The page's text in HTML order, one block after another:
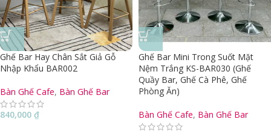
Ghế Bar Hay Chân Sắt Giả Gỗ
Nhập Khẩu BAR002
Bàn Ghế Cafe, Bàn Ghế Bar
840,000 ₫
Ghế Bar Mini Trong Suốt Mặt
Nệm Trắng KS-BAR030 (Ghế
Quầy Bar, Ghế Cà Phê, Ghế
Phòng Ăn)
Bàn Ghế Cafe, Bàn Ghế Bar